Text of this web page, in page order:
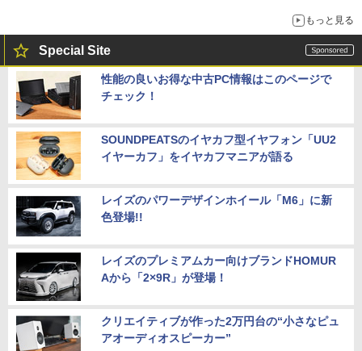
もっと見る
Special Site
性能の良いお得な中古PC情報はこのページで
チェック！
SOUNDPEATSのイヤカフ型イヤフォン「UU2
イヤーカフ」をイヤカフマニアが語る
レイズのパワーデザインホイール「M6」に新
色登場!!
レイズのプレミアムカー向けブランドHOMUR
Aから「2×9R」が登場！
クリエイティブが作った2万円台の“小さなピュ
アオーディオスピーカー”